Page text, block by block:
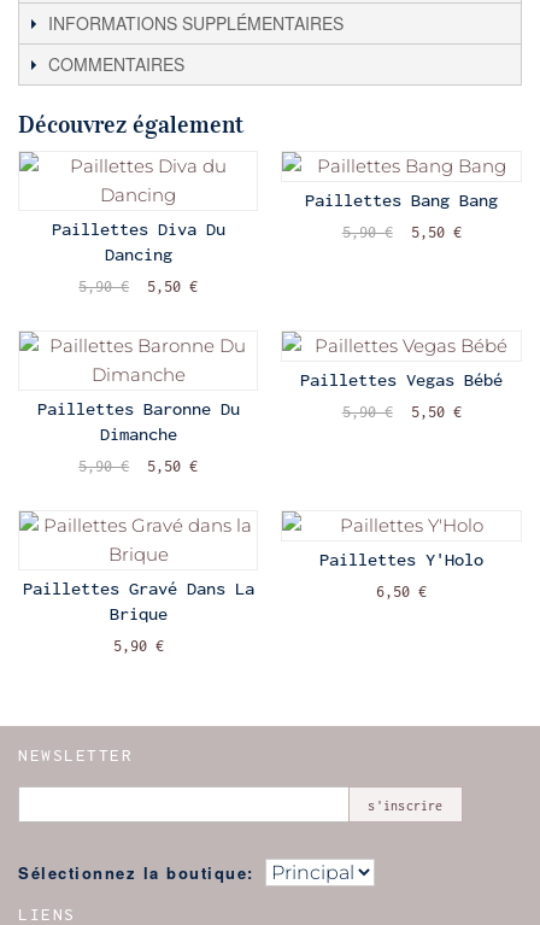
INFORMATIONS SUPPLÉMENTAIRES
COMMENTAIRES
Découvrez également
Paillettes Diva Du
Dancing
5,90 € 5,50 €
Paillettes Bang Bang
5,90 € 5,50 €
Paillettes Baronne Du
Dimanche
5,90 € 5,50 €
Paillettes Vegas Bébé
5,90 € 5,50 €
Paillettes Gravé Dans La
Brique
5,90 €
Paillettes Y'Holo
6,50 €
NEWSLETTER
s'inscrire
Sélectionnez la boutique:
LIENS